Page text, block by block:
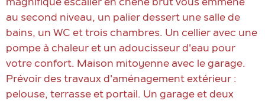
magnifique escalier en chêne brut vous emmène
au second niveau, un palier dessert une salle de
bains, un WC et trois chambres. Un cellier avec une
pompe à chaleur et un adoucisseur d'eau pour
votre confort. Maison mitoyenne avec le garage.
Prévoir des travaux d'aménagement extérieur :
pelouse, terrasse et portail. Un garage et deux